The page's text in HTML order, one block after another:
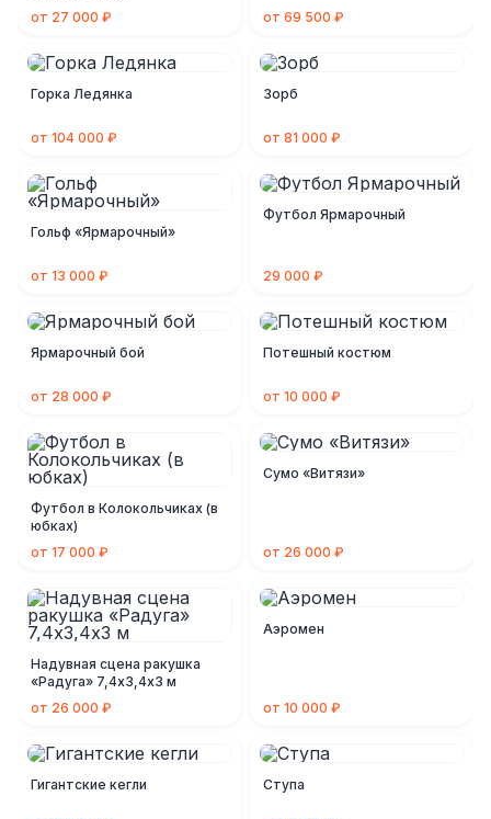
от 27 000 ₽
от 69 500 ₽
Горка Ледянка
от 104 000 ₽
Зорб
от 81 000 ₽
Гольф «Ярмарочный»
от 13 000 ₽
Футбол Ярмарочный
29 000 ₽
Ярмарочный бой
от 28 000 ₽
Потешный костюм
от 10 000 ₽
Футбол в Колокольчиках (в
юбках)
от 17 000 ₽
Сумо «Витязи»
от 26 000 ₽
Надувная сцена ракушка
«Радуга» 7,4х3,4х3 м
от 26 000 ₽
Аэромен
от 10 000 ₽
Гигантские кегли Ступа